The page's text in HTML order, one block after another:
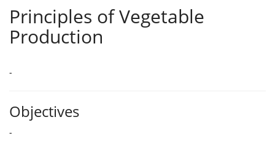
Principles of Vegetable
Production
-
Objectives
-